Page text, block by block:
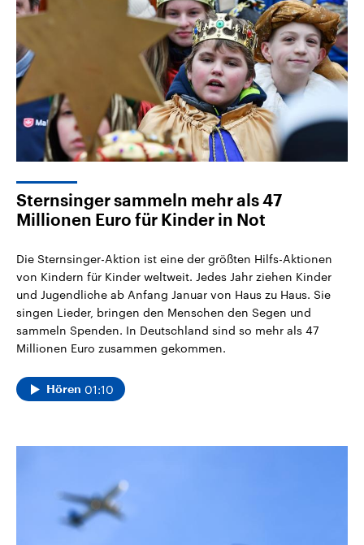
Sternsinger sammeln mehr als 47
Millionen Euro für Kinder in Not
Die Sternsinger-Aktion ist eine der größten Hilfs-Aktionen
von Kindern für Kinder weltweit. Jedes Jahr ziehen Kinder
und Jugendliche ab Anfang Januar von Haus zu Haus. Sie
singen Lieder, bringen den Menschen den Segen und
sammeln Spenden. In Deutschland sind so mehr als 47
Millionen Euro zusammen gekommen.
Hören 01:10